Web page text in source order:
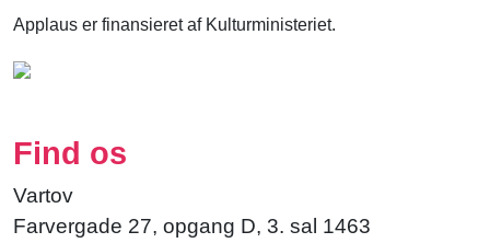
Applaus er finansieret af Kulturministeriet.
Find os
Vartov
Farvergade 27, opgang D, 3. sal 1463